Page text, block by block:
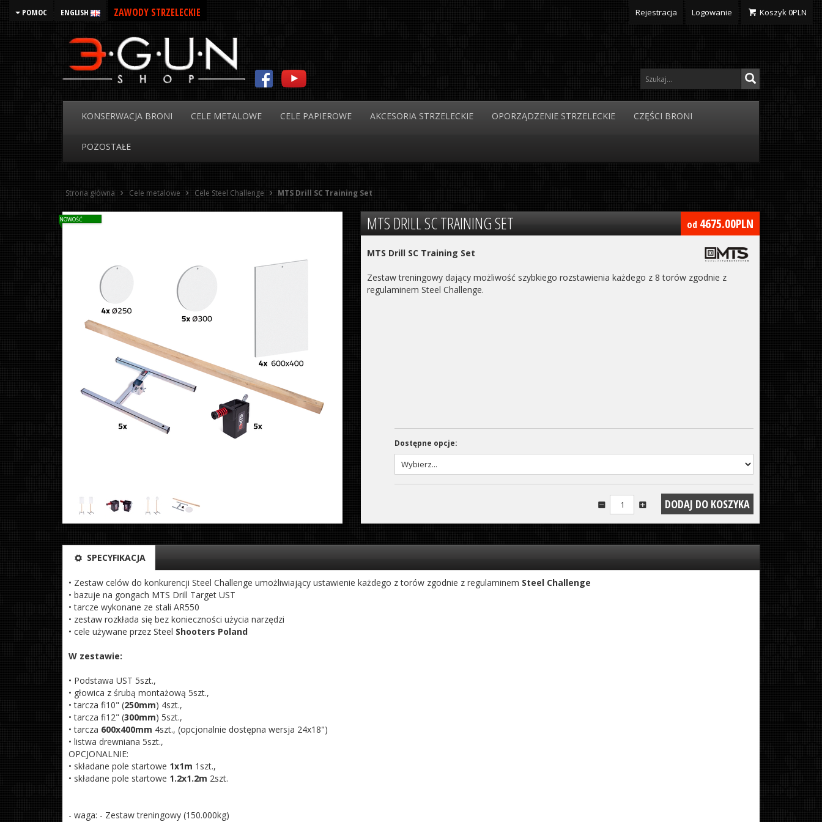
POMOC ENGLISH ZAWODY STRZELECKIE Rejestracja Logowanie Koszyk0PLN
KONSERWACJA BRONI CELE METALOWE CELE PAPIEROWE AKCESORIA STRZELECKIE OPORZĄDZENIE STRZELECKIE CZĘŚCI BRONI
POZOSTAŁE
Strona główna Cele metalowe Cele Steel Challenge MTS Drill SC Training Set
MTSDRILL SC TRAINING SET od 4675.00PLN
MTS Drill SC Training Set
Zestaw treningowy dający możliwość szybkiego rozstawienia każdego z 8 torów zgodnie z
regulaminem Steel Challenge.
Dostępne opcje:
NOWOŚĆ
SPECYFIKACJA
• Zestaw celów do konkurencji Steel Challenge umożliwiający ustawienie każdego z torów zgodnie z regulaminem Steel Challenge
• bazuje na gongach MTS Drill Target UST
• tarcze wykonane ze stali AR550
• zestaw rozkłada się bez konieczności użycia narzędzi
• cele używane przez Steel Shooters Poland
W zestawie:
• Podstawa UST 5szt.,
• głowica z śrubą montażową 5szt.,
• tarcza fi10" (250mm) 4szt.,
• tarcza fi12" (300mm) 5szt.,
• tarcza 600x400mm 4szt., (opcjonalnie dostępna wersja 24x18")
• listwa drewniana 5szt.,
OPCJONALNIE:
• składane pole startowe 1x1m 1szt.,
• składane pole startowe 1.2x1.2m 2szt.
- waga: - Zestaw treningowy (150.000kg)